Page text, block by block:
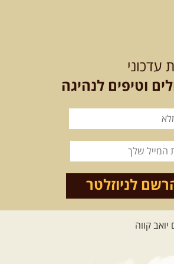
לכם ...
נמשיך
הטיולים
עדכוני
וטיפים לנהיגה
לניוזלטר